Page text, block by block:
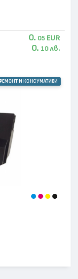
0. 05 EUR
0. 10 лв.
РЕМОНТ И КОНСУМАТИВИ